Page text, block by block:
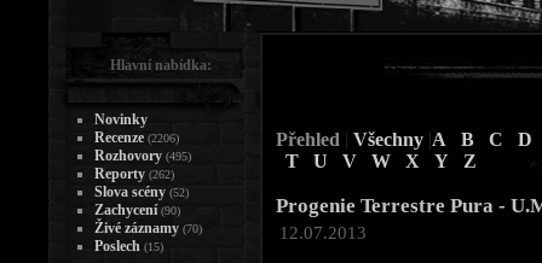
Přehled | Všechny |A B C
D
T
U V W X Y Z
Progenie Terrestre Pura -
12.07.2013
Hlavní nabídka:
Novinky
Recenze (2206)
Rozhovory (495)
Reporty (262)
Slova scény (52)
Zachycení (90)
Živé záznamy (70)
Poslech (15)